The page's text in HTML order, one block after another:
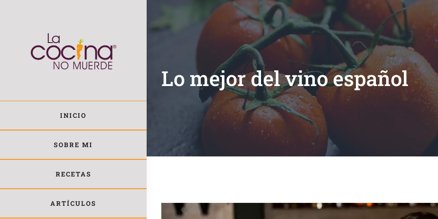
INICIO
SOBRE MI
RECETAS
ARTÍCULOS
Lo mejor del vino español
View